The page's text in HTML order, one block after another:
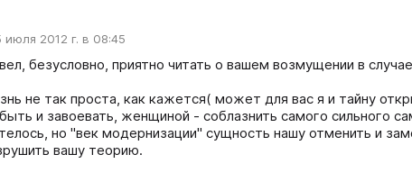
июля 2012 г. в 08:45
безусловно, приятно читать о вашем возмущении в
не так проста, как кажется( может для вас я и тайну
и завоевать, женщиной - соблазнить самого сильного
но "век модернизации" сущность нашу отменить и
вашу теорию.